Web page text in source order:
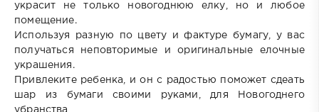
украсит не только новогоднюю елку, но и любое
помещение.
Используя разную по цвету и фактуре бумагу, у вас
получаться неповторимые и оригинальные елочные
украшения.
Привлеките ребенка, и он с радостью поможет сдеать
шар из бумаги своими руками, для Новогоднего
убранства